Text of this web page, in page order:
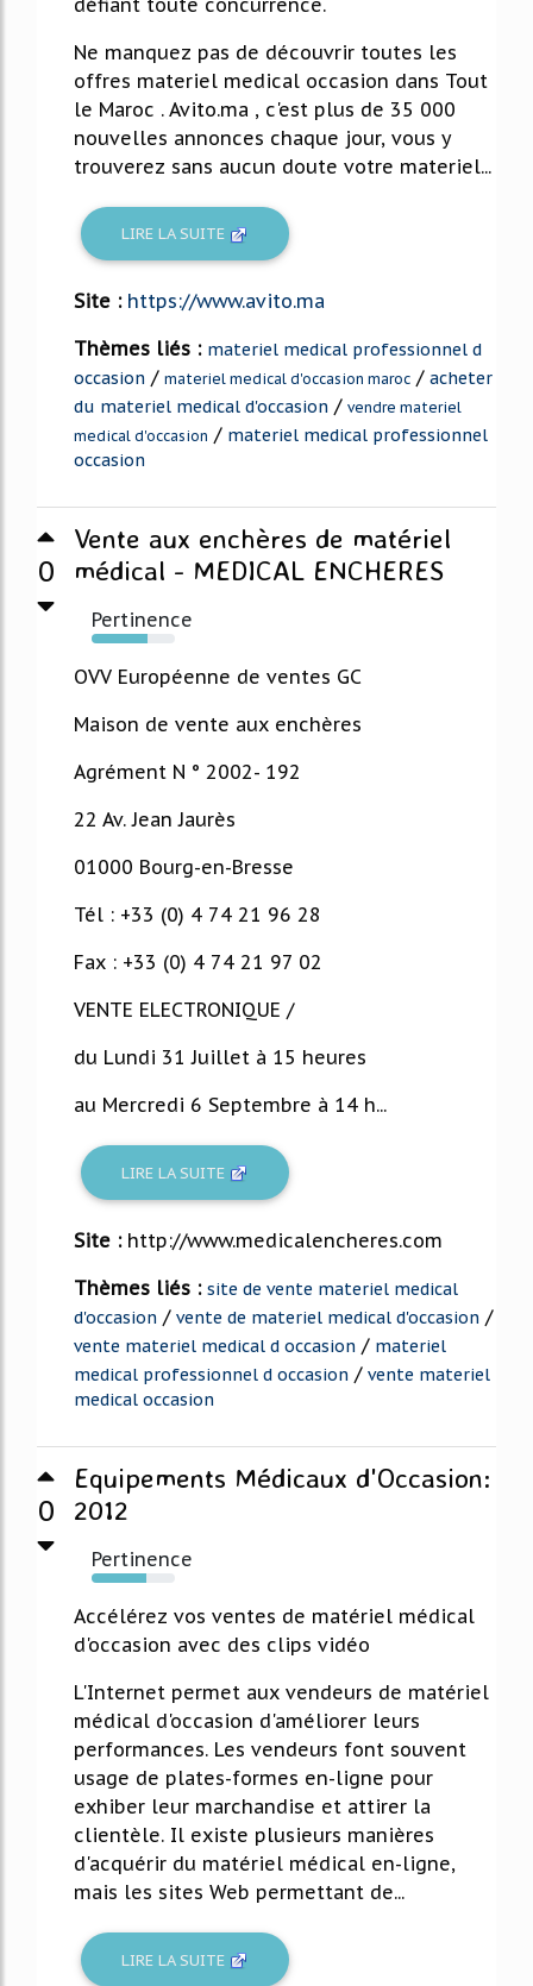
Ne manquez pas de découvrir toutes les
offres materiel medical occasion dans Tout
le Maroc . Avito.ma , c'est plus de 35 000
nouvelles annonces chaque jour, vous y
trouverez sans aucun doute votre materiel...
LIRE LA SUITE
Site : https://www.avito.ma
Thèmes liés : materiel medical professionnel d
occasion / materiel medical d'occasion maroc / acheter
du materiel medical d'occasion / vendre materiel
medical d'occasion / materiel medical professionnel
occasion
0
Vente aux enchères de matériel
médical - MEDICAL ENCHERES
Pertinence
67%
OVV Européenne de ventes GC
Maison de vente aux enchères
Agrément N ° 2002- 192
22 Av. Jean Jaurès
01000 Bourg-en-Bresse
Tél : +33 (0) 4 74 21 96 28
Fax : +33 (0) 4 74 21 97 02
VENTE ELECTRONIQUE /
du Lundi 31 Juillet à 15 heures
au Mercredi 6 Septembre à 14 h...
LIRE LA SUITE
Site : http://www.medicalencheres.com
Thèmes liés : site de vente materiel medical
d'occasion / vente de materiel medical d'occasion /
vente materiel medical d occasion / materiel
medical professionnel d occasion / vente materiel
medical occasion
0
Equipements Médicaux d'Occasion:
2012
Pertinence
65%
Accélérez vos ventes de matériel médical
d'occasion avec des clips vidéo
L'Internet permet aux vendeurs de matériel
médical d'occasion d'améliorer leurs
performances. Les vendeurs font souvent
usage de plates-formes en-ligne pour
exhiber leur marchandise et attirer la
clientèle. Il existe plusieurs manières
d'acquérir du matériel médical en-ligne,
mais les sites Web permettant de...
LIRE LA SUITE